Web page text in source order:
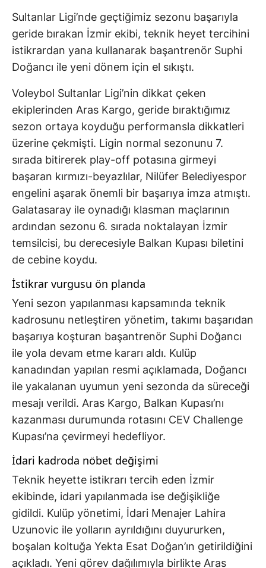
Sultanlar Ligi’nde geçtiğimiz sezonu başarıyla
geride bırakan İzmir ekibi, teknik heyet tercihini
istikrardan yana kullanarak başantrenör Suphi
Doğancı ile yeni dönem için el sıkıştı.
Voleybol Sultanlar Ligi’nin dikkat çeken
ekiplerinden Aras Kargo, geride bıraktığımız
sezon ortaya koyduğu performansla dikkatleri
üzerine çekmişti. Ligin normal sezonunu 7.
sırada bitirerek play-off potasına girmeyi
başaran kırmızı-beyazlılar, Nilüfer Belediyespor
engelini aşarak önemli bir başarıya imza atmıştı.
Galatasaray ile oynadığı klasman maçlarının
ardından sezonu 6. sırada noktalayan İzmir
temsilcisi, bu derecesiyle Balkan Kupası biletini
de cebine koydu.
İstikrar vurgusu ön planda
Yeni sezon yapılanması kapsamında teknik
kadrosunu netleştiren yönetim, takımı başarıdan
başarıya koşturan başantrenör Suphi Doğancı
ile yola devam etme kararı aldı. Kulüp
kanadından yapılan resmi açıklamada, Doğancı
ile yakalanan uyumun yeni sezonda da süreceği
mesajı verildi. Aras Kargo, Balkan Kupası’nı
kazanması durumunda rotasını CEV Challenge
Kupası’na çevirmeyi hedefliyor.
İdari kadroda nöbet değişimi
Teknik heyette istikrarı tercih eden İzmir
ekibinde, idari yapılanmada ise değişikliğe
gidildi. Kulüp yönetimi, İdari Menajer Lahira
Uzunovic ile yolların ayrıldığını duyururken,
boşalan koltuğa Yekta Esat Doğan’ın getirildiğini
açıkladı. Yeni görev dağılımıyla birlikte Aras